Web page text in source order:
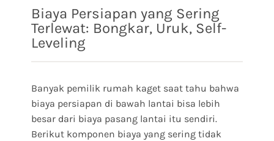
Biaya Persiapan yang Sering
Terlewat: Bongkar, Uruk, Self-
Leveling
Banyak pemilik rumah kaget saat tahu bahwa
biaya persiapan di bawah lantai bisa lebih
besar dari biaya pasang lantai itu sendiri.
Berikut komponen biaya yang sering tidak